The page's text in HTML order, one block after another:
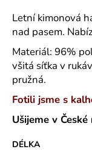
Letní kimonová
nad pasem.
Materiál: 96%
všitá síťka v
pružná.
Fotili jsme s
Ušijeme v
DÉLKA
u
č
j
e
m
e
ŠATY